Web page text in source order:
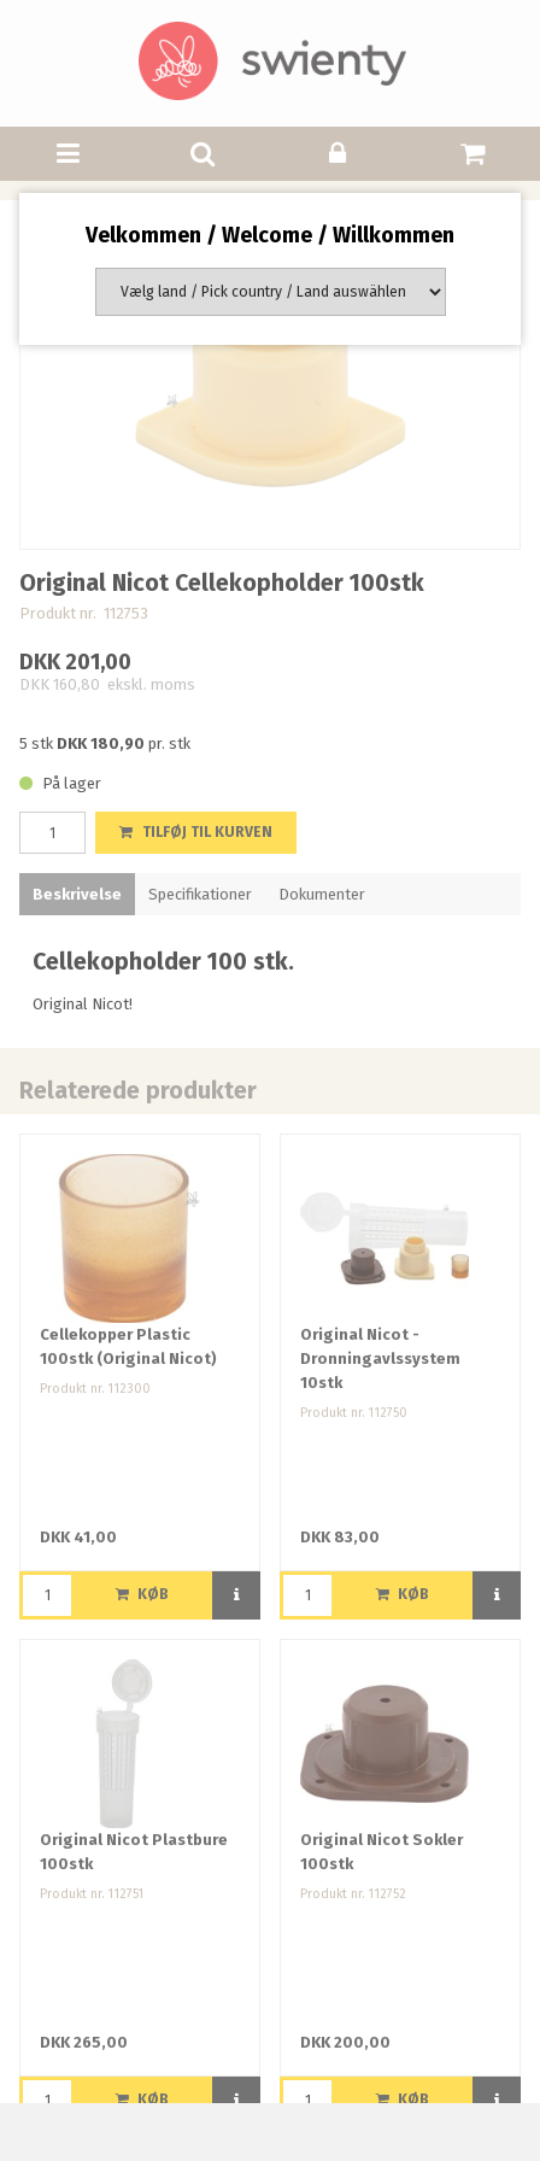
Velkommen / Welcome / Willkommen
Original Nicot Cellekopholder 100stk
Produkt nr. 112753
DKK 201,00
DKK 160,80 ekskl. moms
5 stk DKK 180,90 pr. stk
På lager
TILFØJ TIL KURVEN
Beskrivelse Specifikationer Dokumenter
Cellekopholder 100 stk.
Original Nicot!
Relaterede produkter
Cellekopper Plastic
100stk (Original Nicot)
Produkt nr. 112300
DKK 41,00
KØB
Original Nicot -
Dronningavlssystem
10stk
Produkt nr. 112750
DKK 83,00
KØB
Original Nicot Plastbure
100stk
Produkt nr. 112751
DKK 265,00
KØB
Original Nicot Sokler
100stk
Produkt nr. 112752
DKK 200,00
KØB